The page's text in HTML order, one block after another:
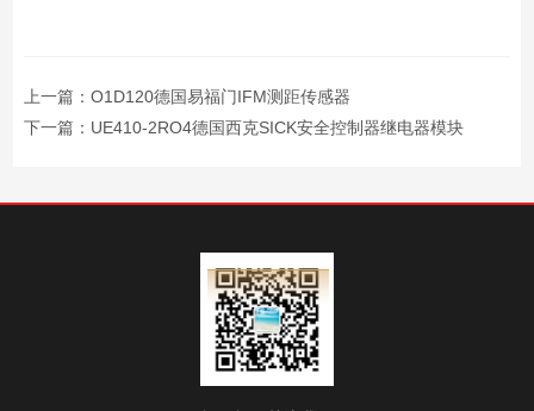
上一篇： O1D120德国易福门IFM测距传感器
下一篇： UE410-2RO4德国西克SICK安全控制器继电器模块